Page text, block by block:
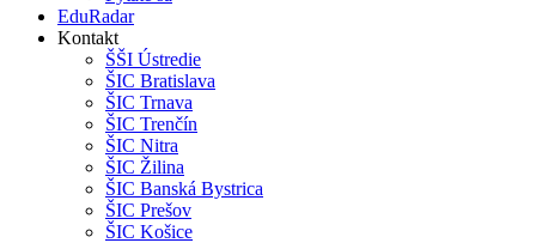
EduRadar
Kontakt
ŠŠI Ústredie
ŠIC Bratislava
ŠIC Trnava
ŠIC Trenčín
ŠIC Nitra
ŠIC Žilina
ŠIC Banská Bystrica
ŠIC Prešov
ŠIC Košice